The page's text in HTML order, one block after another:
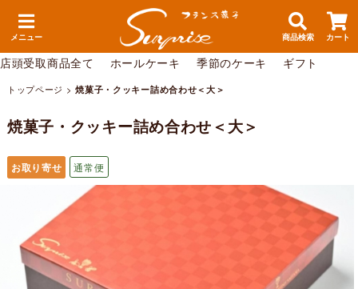
メニュー 商品検索 カート
店頭受取商品全て ホールケーキ 季節のケーキ ギフト
トップページ >焼菓子・クッキー詰め合わせ＜大＞
焼菓子・クッキー詰め合わせ＜大＞
お取り寄せ 通常便